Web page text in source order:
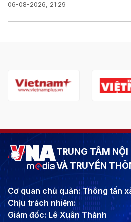
06-08-2026, 21:29
TRUNG TÂM NỘI
VÀ TRUYỀN
Cơ quan chủ quản: Thông tấn
Chịu trách nhiệm:
Giám đốc: Lê Xuân Thành